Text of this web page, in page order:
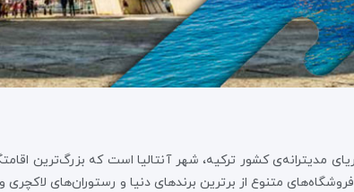
مدیترانه‌ی کشور ترکیه، شهر آنتالیا است که بزرگ‌ترین
متنوع از برترین برندهای دنیا و رستوران‌های